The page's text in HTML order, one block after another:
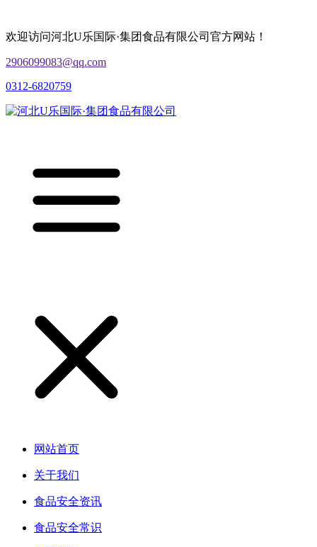
欢迎访问河北U乐国际·集团食品有限公司官方网站！
2906099083@qq.com
0312-6820759
网站首页
关于我们
食品安全资讯
食品安全常识